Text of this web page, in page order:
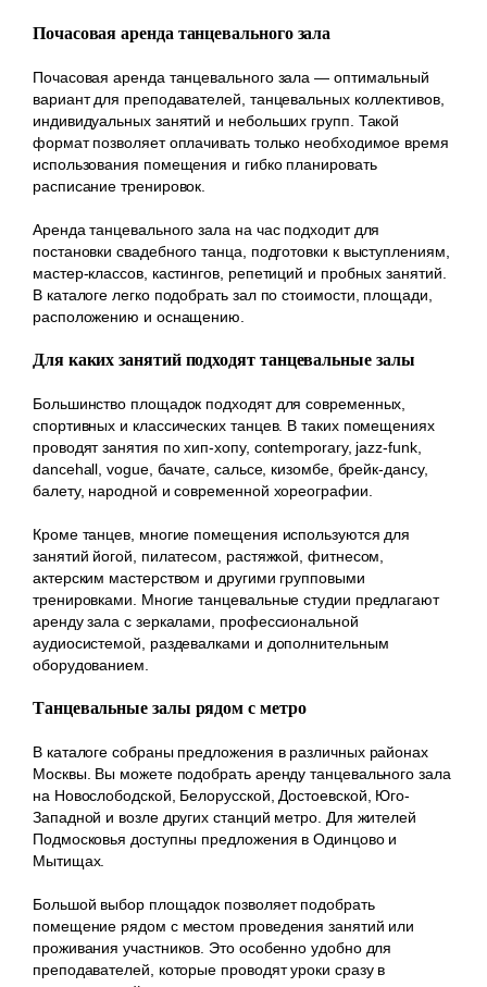
Почасовая аренда танцевального зала
Почасовая аренда танцевального зала — оптимальный
вариант для преподавателей, танцевальных коллективов,
индивидуальных занятий и небольших групп. Такой
формат позволяет оплачивать только необходимое время
использования помещения и гибко планировать
расписание тренировок.
Аренда танцевального зала на час подходит для
постановки свадебного танца, подготовки к выступлениям,
мастер-классов, кастингов, репетиций и пробных занятий.
В каталоге легко подобрать зал по стоимости, площади,
расположению и оснащению.
Для каких занятий подходят танцевальные залы
Большинство площадок подходят для современных,
спортивных и классических танцев. В таких помещениях
проводят занятия по хип-хопу, contemporary, jazz-funk,
dancehall, vogue, бачате, сальсе, кизомбе, брейк-дансу,
балету, народной и современной хореографии.
Кроме танцев, многие помещения используются для
занятий йогой, пилатесом, растяжкой, фитнесом,
актерским мастерством и другими групповыми
тренировками. Многие танцевальные студии предлагают
аренду зала с зеркалами, профессиональной
аудиосистемой, раздевалками и дополнительным
оборудованием.
Танцевальные залы рядом с метро
В каталоге собраны предложения в различных районах
Москвы. Вы можете подобрать аренду танцевального зала
на Новослободской, Белорусской, Достоевской, Юго-
Западной и возле других станций метро. Для жителей
Подмосковья доступны предложения в Одинцово и
Мытищах.
Большой выбор площадок позволяет подобрать
помещение рядом с местом проведения занятий или
проживания участников. Это особенно удобно для
преподавателей, которые проводят уроки сразу в